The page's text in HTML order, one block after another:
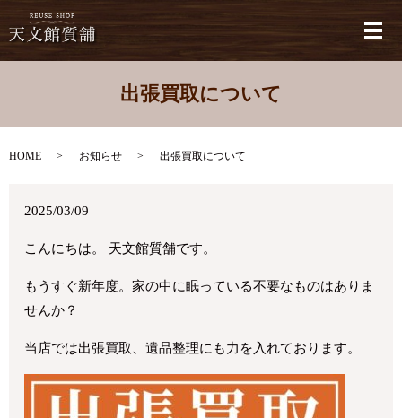
メ
出張買取について
HOME お知らせ 出張買取について
2025/03/09
こんにちは。 天文館質舗です。
もうすぐ新年度。家の中に眠っている不要なものはありま
せんか？
当店では出張買取、遺品整理にも力を入れております。